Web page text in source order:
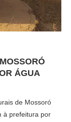
ÁGUA
de Mossoró
à prefeitura por